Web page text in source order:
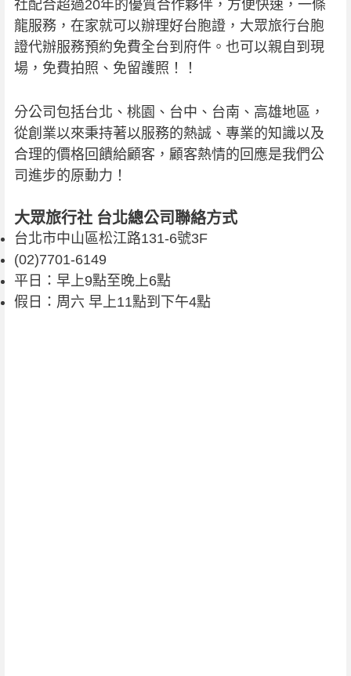
社配合超過20年的優質合作夥伴，方便快速，一條
龍服務，在家就可以辦理好台胞證，大眾旅行台胞
證代辦服務預約免費全台到府件。也可以親自到現
場，免費拍照、免留護照！！
分公司包括台北、桃園、台中、台南、高雄地區，
從創業以來秉持著以服務的熱誠、專業的知識以及
合理的價格回饋給顧客，顧客熱情的回應是我們公
司進步的原動力！
大眾旅行社 台北總公司聯絡方式
台北市中山區松江路131-6號3F
(02)7701-6149
平日：早上9點至晚上6點
假日：周六 早上11點到下午4點